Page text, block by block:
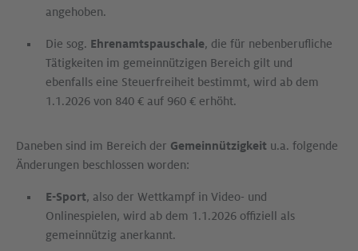
angehoben.
Die sog. Ehrenamtspauschale, die für nebenberufliche
Tätigkeiten im gemeinnützigen Bereich gilt und
ebenfalls eine Steuerfreiheit bestimmt, wird ab dem
1.1.2026 von 840 € auf 960 € erhöht.
Daneben sind im Bereich der Gemeinnützigkeit u.a. folgende
Änderungen beschlossen worden:
E-Sport, also der Wettkampf in Video- und
Onlinespielen, wird ab dem 1.1.2026 offiziell als
gemeinnützig anerkannt.